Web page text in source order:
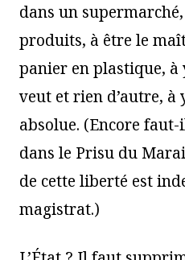
dans un
produits, à être le
panier en plastique, à
veut et rien d’autre, à
absolue. (Encore
dans le Prisu du
de cette liberté est
magistrat.)